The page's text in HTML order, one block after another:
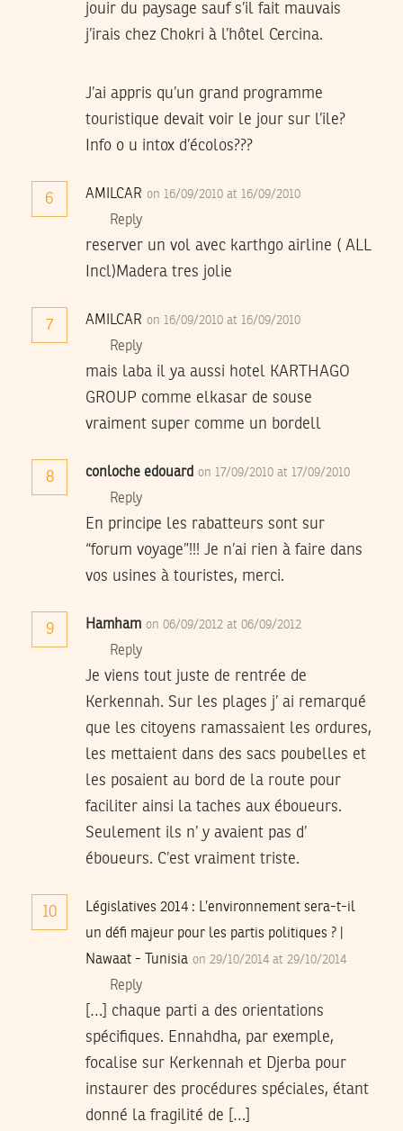
jouir du paysage sauf s’il fait mauvais
j’irais chez Chokri à l’hôtel Cercina.
J’ai appris qu’un grand programme
touristique devait voir le jour sur l’ile?
Info o u intox d’écolos???
6 AMILCAR on 16/09/2010 at 16/09/2010
Reply
reserver un vol avec karthgo airline ( ALL
Incl)Madera tres jolie
7 AMILCAR on 16/09/2010 at 16/09/2010
Reply
mais laba il ya aussi hotel KARTHAGO
GROUP comme elkasar de souse
vraiment super comme un bordell
8 conloche edouard on 17/09/2010 at 17/09/2010
Reply
En principe les rabatteurs sont sur
“forum voyage”!!! Je n’ai rien à faire dans
vos usines à touristes, merci.
9 Hamham on 06/09/2012 at 06/09/2012
Reply
Je viens tout juste de rentrée de
Kerkennah. Sur les plages j’ ai remarqué
que les citoyens ramassaient les ordures,
les mettaient dans des sacs poubelles et
les posaient au bord de la route pour
faciliter ainsi la taches aux éboueurs.
Seulement ils n’ y avaient pas d’
éboueurs. C’est vraiment triste.
10
Législatives 2014 : L’environnement sera-t-il
un défi majeur pour les partis politiques ? |
Nawaat - Tunisia on 29/10/2014 at 29/10/2014
Reply
[…] chaque parti a des orientations
spécifiques. Ennahdha, par exemple,
focalise sur Kerkennah et Djerba pour
instaurer des procédures spéciales, étant
donné la fragilité de […]